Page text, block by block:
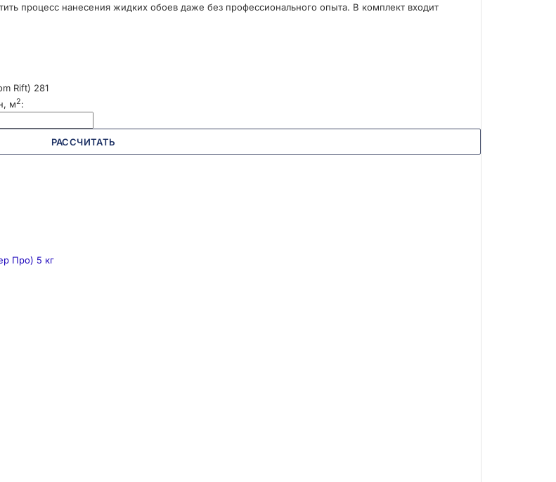
процесс нанесения жидких обоев даже без профессионального опыта. В комплект входит
Rift) 281
м2:
РАССЧИТАТЬ
Про) 5 кг